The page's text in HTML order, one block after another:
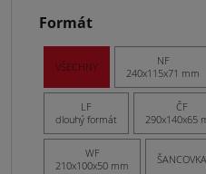
Formát
VŠECHNY
NF
240x115x71 mm
LF
dlouhý formát
ČF
290x140x65
WF
210x100x50 mm
ŠANCOVKA